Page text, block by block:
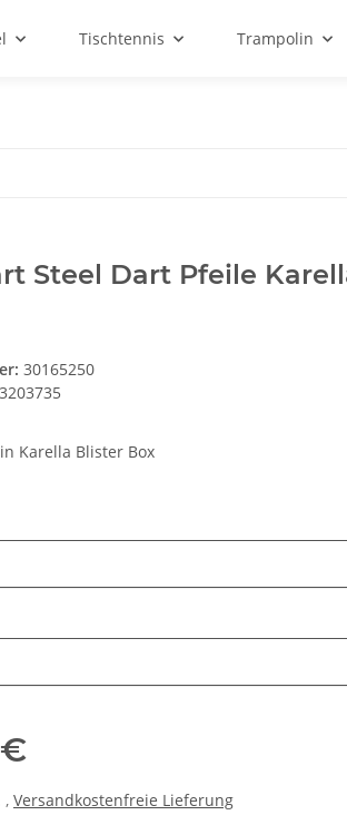
Tischtennis Trampolin
Steel Dart Pfeile
30165250
Karella Blister Box
, Versandkostenfreie Lieferung